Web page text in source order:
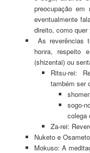
preocupação
eventualmente
direito, como quer
As reverências
honra, respeito
(shizentai) ou
Ritsu-rei:
também ser
sogo-
colega
Za-rei:
Nuketo e
Mokuso: A